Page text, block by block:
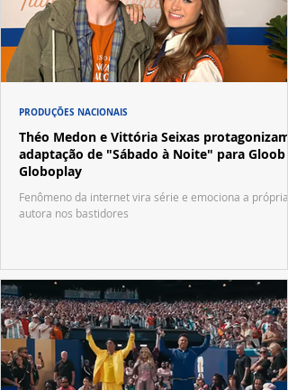
Théo Medon e Vittória Seixas protagonizam
adaptação de "Sábado à Noite" para Gloob e
Globoplay
Fenômeno da internet vira série e emociona a própria
autora nos bastidores
PRODUÇÕES NACIONAIS